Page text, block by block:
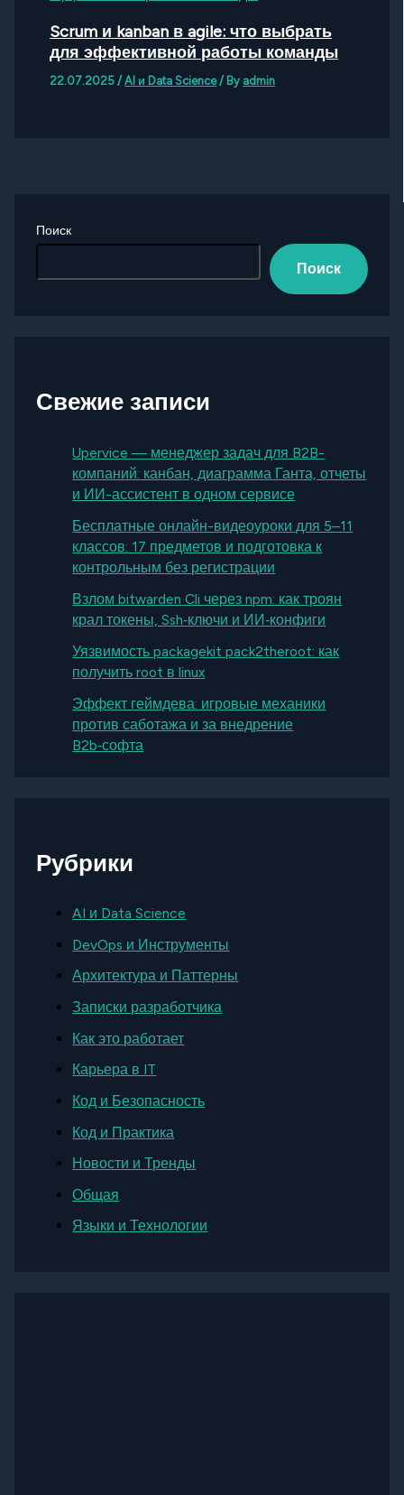
Scrum и kanban в agile: что выбрать
для эффективной работы команды
22.07.2025 /AI и Data Science/ By admin
Поиск
Поиск
Свежие записи
Upervice — менеджер задач для B2B-
компаний: канбан, диаграмма Ганта, отчеты
и ИИ-ассистент в одном сервисе
Бесплатные онлайн-видеоуроки для 5–11
классов: 17 предметов и подготовка к
контрольным без регистрации
Взлом bitwarden Cli через npm: как троян
крал токены, Ssh‑ключи и ИИ‑конфиги
Уязвимость packagekit pack2theroot: как
получить root в linux
Эффект геймдева: игровые механики
против саботажа и за внедрение
B2b‑софта
Рубрики
AI и Data Science
DevOps и Инструменты
Архитектура и Паттерны
Записки разработчика
Как это работает
Карьера в IT
Код и Безопасность
Код и Практика
Новости и Тренды
Общая
Языки и Технологии